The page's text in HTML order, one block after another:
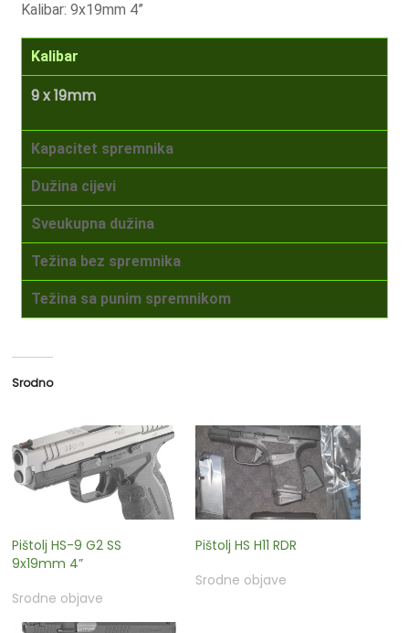
Kalibar: 9x19mm 4”
Kalibar
9 x 19mm
Kapacitet spremnika
Dužina cijevi
Sveukupna dužina
Težina bez spremnika
Težina sa punim spremnikom
Srodno
Pištolj HS-9 G2 SS
9x19mm 4”
Srodne objave
Pištolj HS H11 RDR
Srodne objave